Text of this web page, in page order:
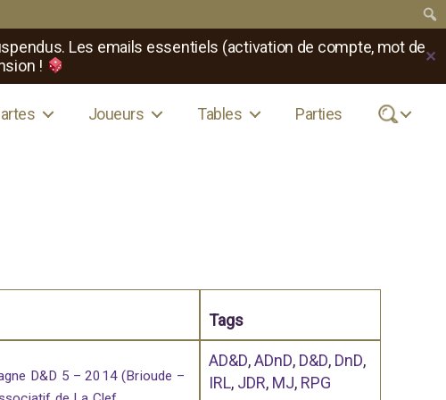
Les emails essentiels (activation de compte, mot de
!
✕
Joueurs Tables Parties .
Tags
D&D 5 – 2014 (Brioude –
AD&D,ADnD, D&D, DnD,
IRL, JDR, MJ, RPG